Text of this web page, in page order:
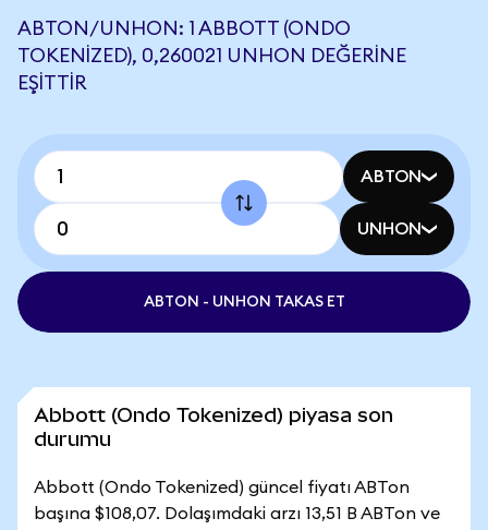
ABTON/UNHON: 1 ABBOTT (ONDO
TOKENIZED), 0,260021 UNHON DEĞERINE
EŞITTIR
ABTON
UNHON
ABTON - UNHON TAKAS ET
Abbott (Ondo Tokenized) piyasa son
durumu
Abbott (Ondo Tokenized) güncel fiyatı ABTon
başına $108,07. Dolaşımdaki arzı 13,51 B ABTon ve